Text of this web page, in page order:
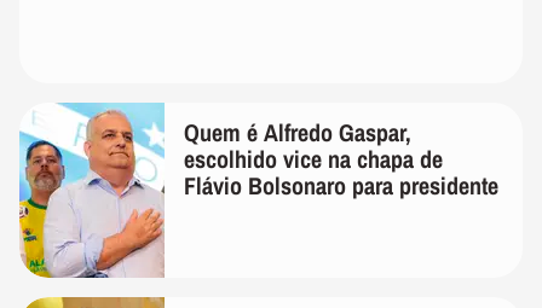
Quem é Alfredo Gaspar,
escolhido vice na chapa de
Flávio Bolsonaro para presidente